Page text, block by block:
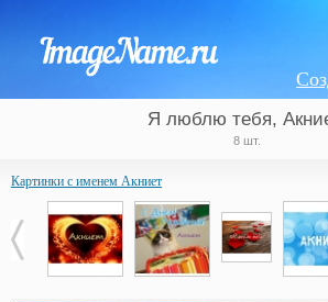
Я люблю тебя,
8 шт.
Картинки с именем Акниет